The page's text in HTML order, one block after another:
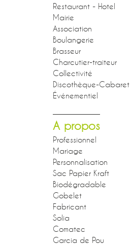
Restaurant - Hotel
Mairie
Association
Boulangerie
Brasseur
Charcutier-traiteur
Collectivité
Discothèque-Cabaret
Événementiel
A propos
Professionnel
Mariage
Personnalisation
Sac Papier Kraft
Biodégradable
Gobelet
Fabricant
Solia
Comatec
Garcia de Pou